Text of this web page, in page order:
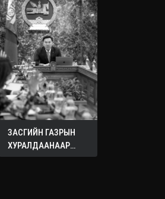
ЗАСГИЙН ГАЗРЫН
ХУРАЛДААНААР
ХЭЛЭЛЦЭЖ БУЙ